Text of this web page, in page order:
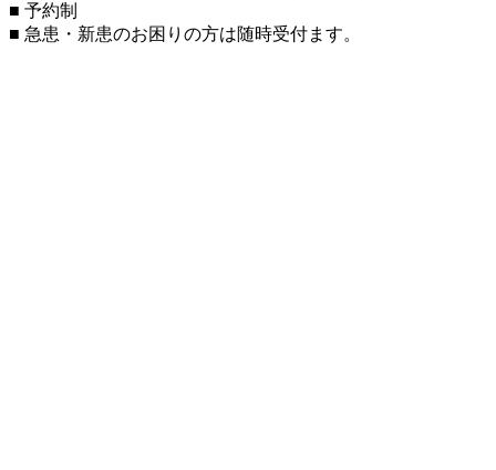
■ 予約制
■ 急患・新患のお困りの方は随時受付ます。